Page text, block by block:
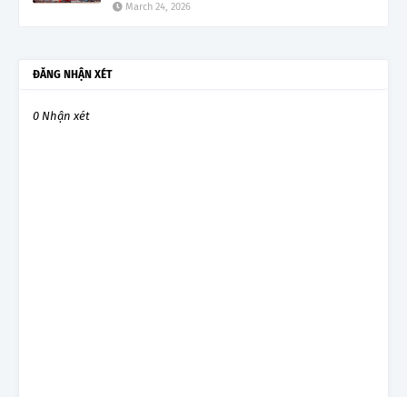
March 24, 2026
ĐĂNG NHẬN XÉT
0 Nhận xét